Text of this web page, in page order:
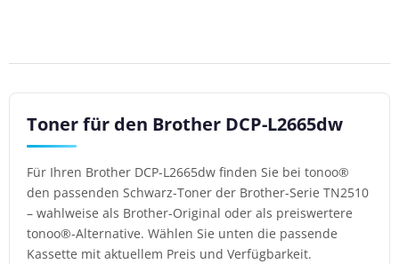
Toner für den Brother DCP-L2665dw
Für Ihren Brother DCP-L2665dw finden Sie bei tonoo®
den passenden Schwarz-Toner der Brother-Serie TN2510
– wahlweise als Brother-Original oder als preiswertere
tonoo®-Alternative. Wählen Sie unten die passende
Kassette mit aktuellem Preis und Verfügbarkeit.